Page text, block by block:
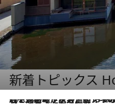
新着トピックス
2026.8.7
【トンボの足水浴】ヒノキの香りに包まれて涼感マックス！約13℃の湧水かけ流しを避暑地「星野温泉 トンボの湯」で体験